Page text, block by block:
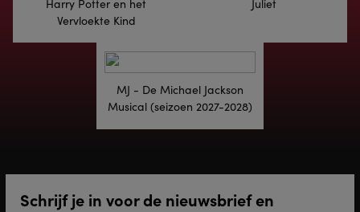
Harry Potter en het
Vervloekte Kind
Juliet
MJ - De Michael Jackson
Musical (seizoen 2027-2028)
Schrijf je in voor de nieuwsbrief en